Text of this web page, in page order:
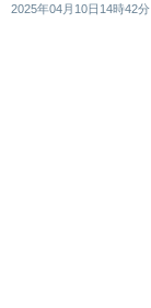
2025年04月10日14時42分